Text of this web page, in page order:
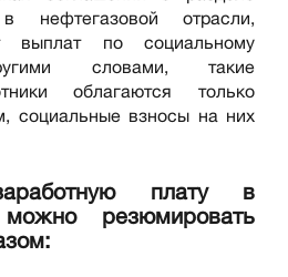
нефтегазовой отрасли,
выплат по социальному
словами, такие
облагаются только
социальные взносы на них
плату в
резюмировать